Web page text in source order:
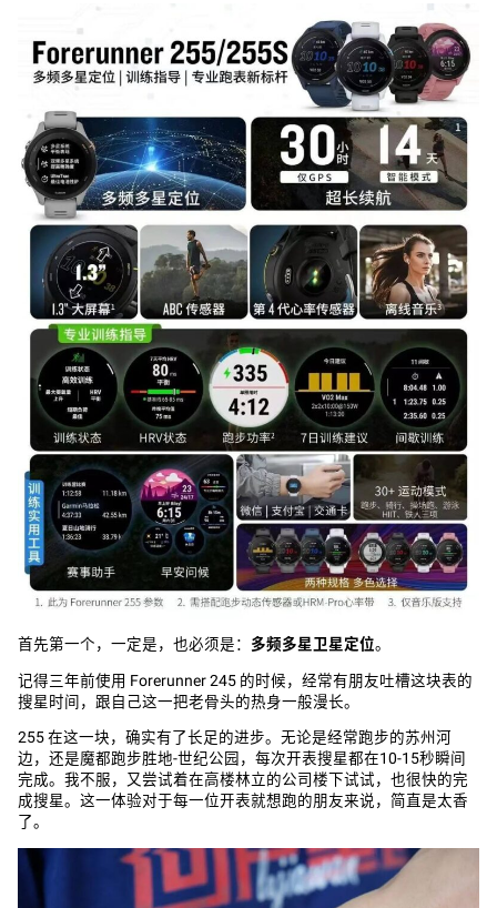
首先第一个，一定是，也必须是： 多频多星卫星定位。
记得三年前使用 Forerunner 245 的时候，经常有朋友吐槽这块表的
搜星时间，跟自己这一把老骨头的热身一般漫长。
255 在这一块，确实有了长足的进步。无论是经常跑步的苏州河
边，还是魔都跑步胜地-世纪公园，每次开表搜星都在10-15秒瞬间
完成。我不服，又尝试着在高楼林立的公司楼下试试，也很快的完
成搜星。这一体验对于每一位开表就想跑的朋友来说，简直是太香
了。